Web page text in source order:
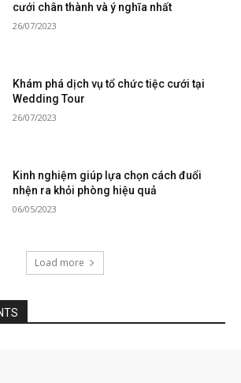
cưới chân thành và ý nghĩa nhất
26/07/2023
Khám phá dịch vụ tổ chức tiệc cưới tại
Wedding Tour
26/07/2023
Kinh nghiệm giúp lựa chọn cách đuổi
nhện ra khỏi phòng hiệu quả
06/05/2023
Load more